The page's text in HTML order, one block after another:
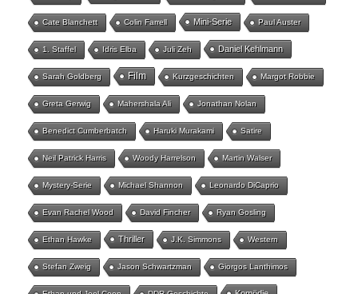
Cate Blanchett Colin Farrell Mini-Serie Paul Auster
1. Staffel Idris Elba Juli Zeh Daniel Kehlmann
Sarah Goldberg Film Kurzgeschichten Margot Robbie
Greta Gerwig Mahershala Ali Jonathan Nolan
Benedict Cumberbatch Haruki Murakami Satire
Neil Patrick Harris Woody Harrelson Martin Walser
Mystery-Serie Michael Shannon Leonardo DiCaprio
Evan Rachel Wood David Fincher Ryan Gosling
Ethan Hawke Thriller J.K. Simmons Western
Stefan Zweig Jason Schwartzman Giorgos Lanthimos